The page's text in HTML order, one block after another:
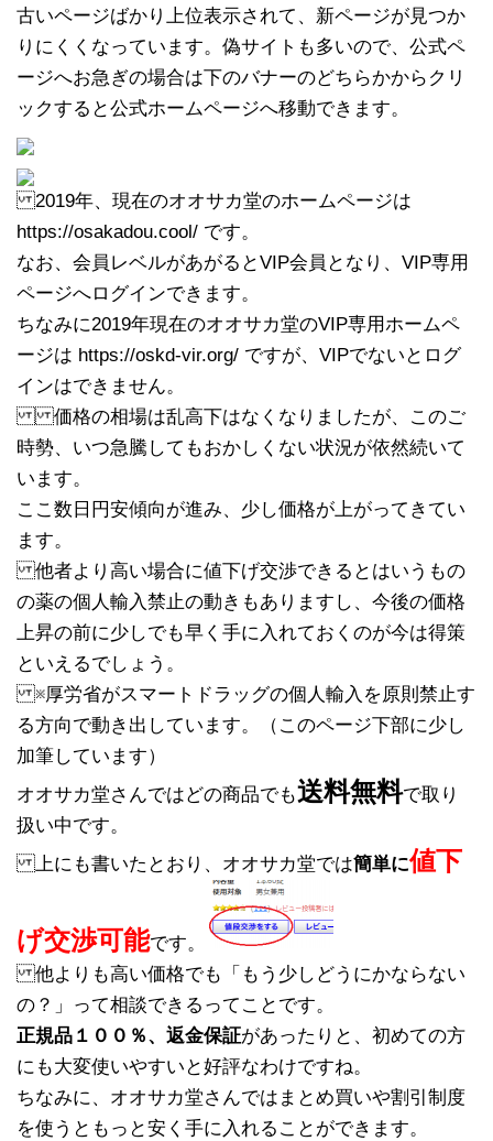
古いページばかり上位表示されて、新ページが見つか
りにくくなっています。偽サイトも多いので、公式ペ
ージへお急ぎの場合は下のバナーのどちらかからクリ
ックすると公式ホームページへ移動できます。
2019年、現在のオオサカ堂のホームページは
https://osakadou.cool/ です。
なお、会員レベルがあがるとVIP会員となり、VIP専用
ページへログインできます。
ちなみに2019年現在のオオサカ堂のVIP専用ホームペ
ージは https://oskd-vir.org/ ですが、VIPでないとログ
インはできません。
価格の相場は乱高下はなくなりましたが、このご
時勢、いつ急騰してもおかしくない状況が依然続いて
います。
ここ数日円安傾向が進み、少し価格が上がってきてい
ます。
他者より高い場合に値下げ交渉できるとはいうもの
の薬の個人輸入禁止の動きもありますし、今後の価格
上昇の前に少しでも早く手に入れておくのが今は得策
といえるでしょう。
※厚労省がスマートドラッグの個人輸入を原則禁止す
る方向で動き出しています。（このページ下部に少し
加筆しています）
オオサカ堂さんではどの商品でも送料無料で取り
扱い中です。
上にも書いたとおり、オオサカ堂では簡単に値下
げ交渉可能です。
他よりも高い価格でも「もう少しどうにかならない
の？」って相談できるってことです。
正規品１００％、返金保証があったりと、初めての方
にも大変使いやすいと好評なわけですね。
ちなみに、オオサカ堂さんではまとめ買いや割引制度
を使うともっと安く手に入れることができます。